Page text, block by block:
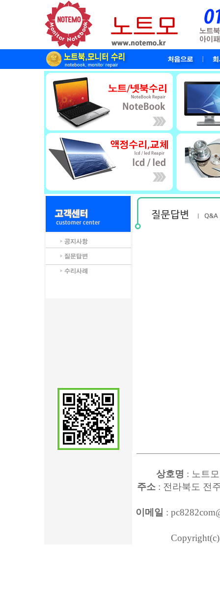
상호명 : 노트
주소: 전라북도 전
이메일 :